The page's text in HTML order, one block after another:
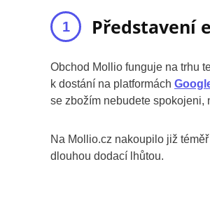
Představení
Obchod Mollio funguje na trhu
k dostání na platformách
se zbožím nebudete spokojeni,
Na Mollio.cz nakoupilo již
dlouhou dodací lhůtou.